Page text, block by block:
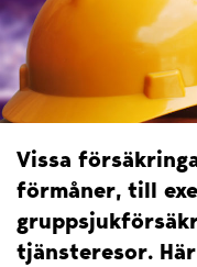
Vissa
förmåner, till
tjänsteresor.